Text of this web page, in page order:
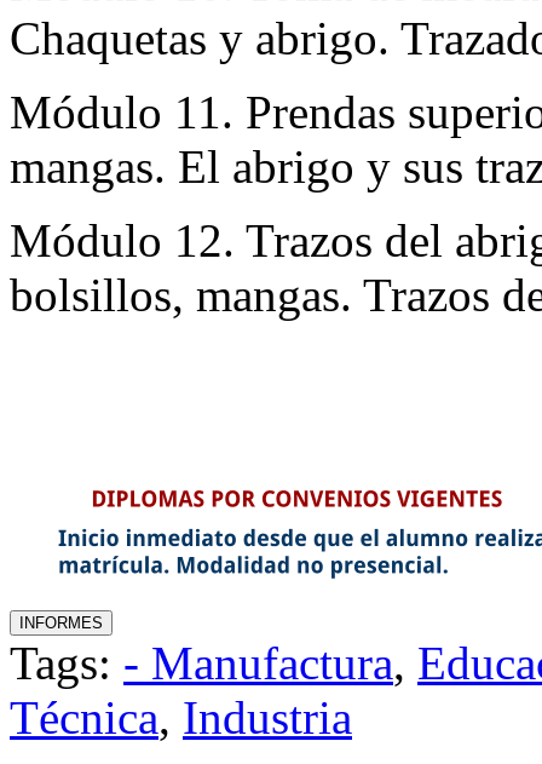
Chaquetas y abrigo.
Módulo 11. Prendas
mangas. El abrigo y sus
Módulo 12. Trazos del
bolsillos, mangas. Trazos
Tags: - Manufactura,
Técnica, Industria